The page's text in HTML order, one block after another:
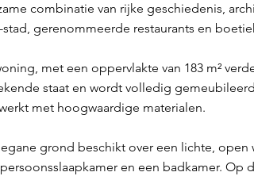
combinatie van rijke geschiedenis,
stad, gerenommeerde restaurants en
met een oppervlakte van 183 m²
staat en wordt volledig
met hoogwaardige materialen.
grond beschikt over een lichte,
en een badkamer.